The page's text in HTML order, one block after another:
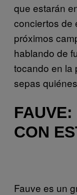
que estarán
conciertos de
próximos
hablando de
tocando en la
sepas
CON
Fauve es un